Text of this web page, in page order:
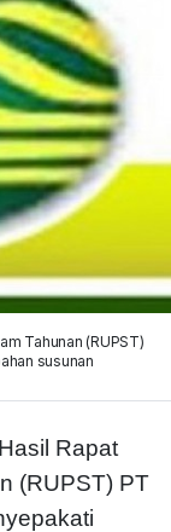
Tahunan (RUPST)
susunan
Rapat
(RUPST) PT